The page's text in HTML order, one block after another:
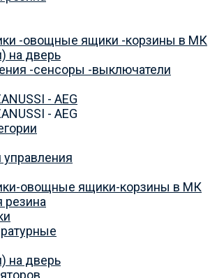
-овощные ящики -корзины в МК
на дверь
-сенсоры -выключатели
- AEG
- AEG
овощные ящики-корзины в МК
резина
на дверь